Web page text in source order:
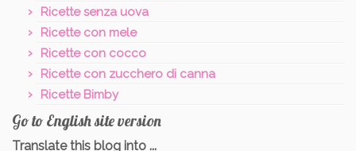
Ricette senza uova
Ricette con mele
Ricette con cocco
Ricette con zucchero di canna
Ricette Bimby
Go to English site version
Translate this blog into ...